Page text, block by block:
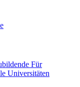
Für
Universitäten